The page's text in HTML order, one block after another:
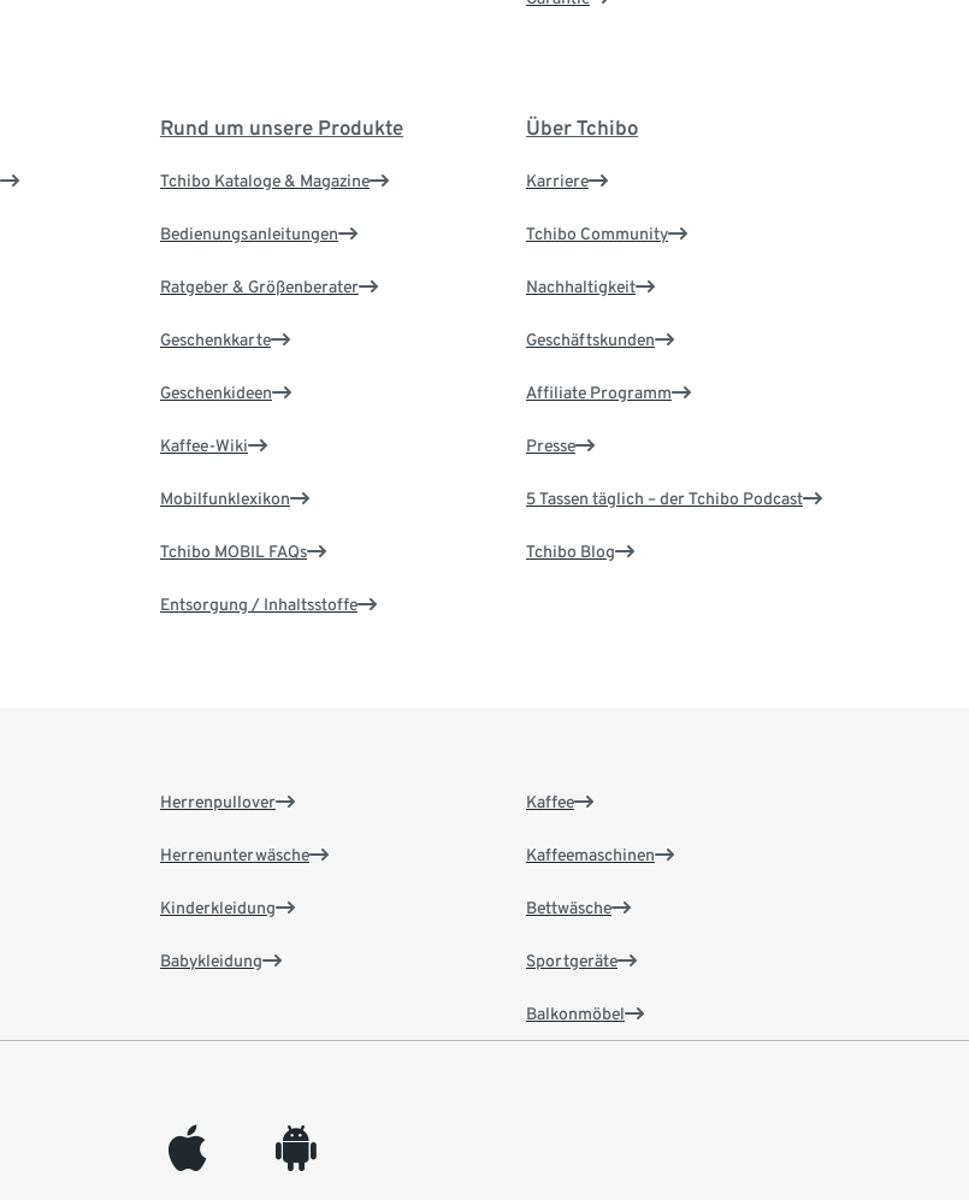
Rund um unsere Produkte
Tchibo Kataloge & Magazine
Bedienungsanleitungen
Ratgeber & Größenberater
Geschenkkarte
Geschenkideen
Kaffee-Wiki
Mobilfunklexikon
Tchibo MOBIL FAQs
Entsorgung / Inhaltsstoffe
Über Tchibo
Karriere
Tchibo Community
Nachhaltigkeit
Geschäftskunden
Affiliate Programm
Presse
5 Tassen täglich – der Tchibo Podcast
Tchibo Blog
Herrenpullover
Herrenunterwäsche
Kinderkleidung
Babykleidung
Kaffee
Kaffeemaschinen
Bettwäsche
Sportgeräte
Balkonmöbel
appleinc android